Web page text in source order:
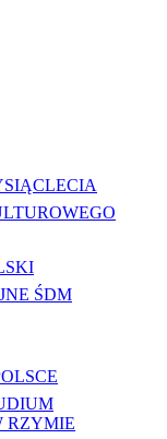
ŚDM
RZYMIE